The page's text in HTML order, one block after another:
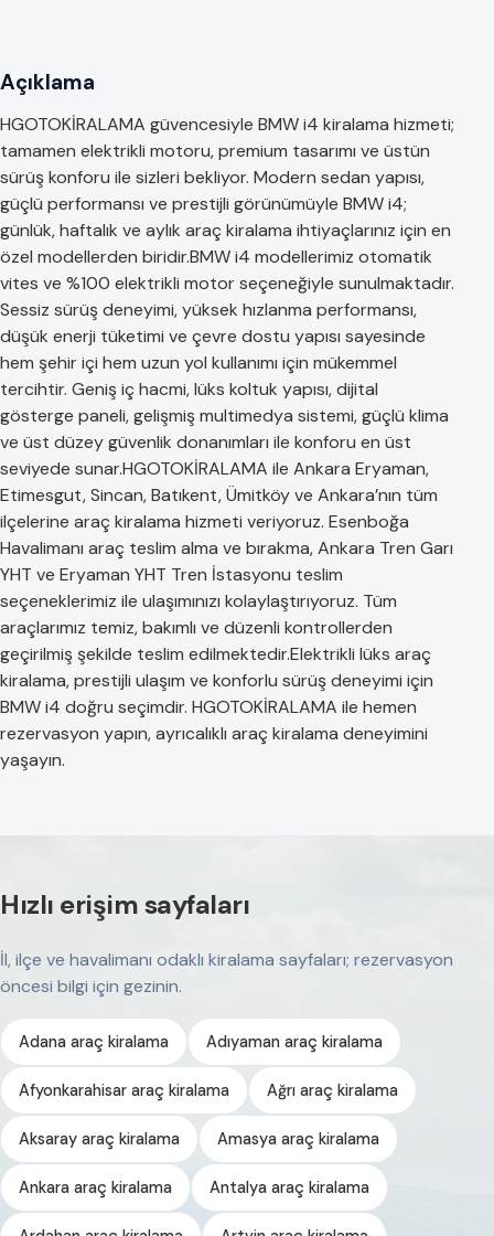
Açıklama
HGOTOKİRALAMA güvencesiyle BMW i4 kiralama hizmeti;
tamamen elektrikli motoru, premium tasarımı ve üstün
sürüş konforu ile sizleri bekliyor. Modern sedan yapısı,
güçlü performansı ve prestijli görünümüyle BMW i4;
günlük, haftalık ve aylık araç kiralama ihtiyaçlarınız için en
özel modellerden biridir.BMW i4 modellerimiz otomatik
vites ve %100 elektrikli motor seçeneğiyle sunulmaktadır.
Sessiz sürüş deneyimi, yüksek hızlanma performansı,
düşük enerji tüketimi ve çevre dostu yapısı sayesinde
hem şehir içi hem uzun yol kullanımı için mükemmel
tercihtir. Geniş iç hacmi, lüks koltuk yapısı, dijital
gösterge paneli, gelişmiş multimedya sistemi, güçlü klima
ve üst düzey güvenlik donanımları ile konforu en üst
seviyede sunar.HGOTOKİRALAMA ile Ankara Eryaman,
Etimesgut, Sincan, Batıkent, Ümitköy ve Ankara’nın tüm
ilçelerine araç kiralama hizmeti veriyoruz. Esenboğa
Havalimanı araç teslim alma ve bırakma, Ankara Tren Garı
YHT ve Eryaman YHT Tren İstasyonu teslim
seçeneklerimiz ile ulaşımınızı kolaylaştırıyoruz. Tüm
araçlarımız temiz, bakımlı ve düzenli kontrollerden
geçirilmiş şekilde teslim edilmektedir.Elektrikli lüks araç
kiralama, prestijli ulaşım ve konforlu sürüş deneyimi için
BMW i4 doğru seçimdir. HGOTOKİRALAMA ile hemen
rezervasyon yapın, ayrıcalıklı araç kiralama deneyimini
yaşayın.
Hızlı erişim sayfaları
İl, ilçe ve havalimanı odaklı kiralama sayfaları; rezervasyon
öncesi bilgi için gezinin.
Adana araç kiralama Adıyaman araç kiralama
Afyonkarahisar araç kiralama Ağrı araç kiralama
Aksaray araç kiralama Amasya araç kiralama
Ankara araç kiralama Antalya araç kiralama